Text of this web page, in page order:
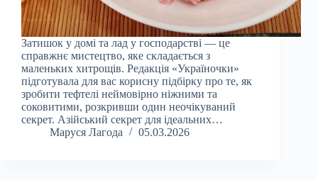
Затишок у домі та лад у господарстві — це
справжнє мистецтво, яке складається з
маленьких хитрощів. Редакція «Україночки»
підготувала для вас корисну підбірку про те, як
зробити тефтелі неймовірно ніжними та
соковитими, розкривши один неочікуваний
секрет. Азійський секрет для ідеальних…
Маруся Лагода
05.03.2026